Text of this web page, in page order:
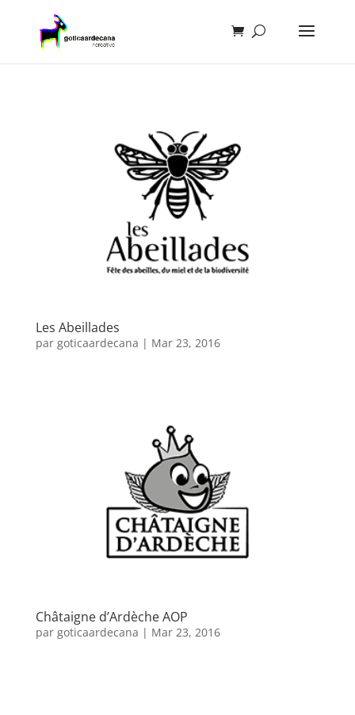
Les Abeillades
par goticaardecana | Mar 23, 2016
Châtaigne d’Ardèche AOP
par goticaardecana | Mar 23, 2016